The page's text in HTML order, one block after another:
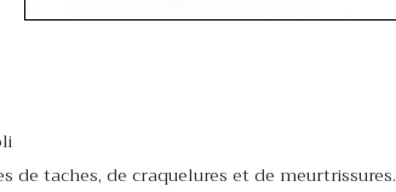
taches, de craquelures et de meurtrissures.